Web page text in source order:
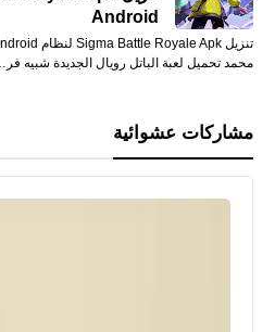
Android
محمد تحميل لعبة الباتل رويال الجديدة شبيه فر…
مشاركات عشوائية